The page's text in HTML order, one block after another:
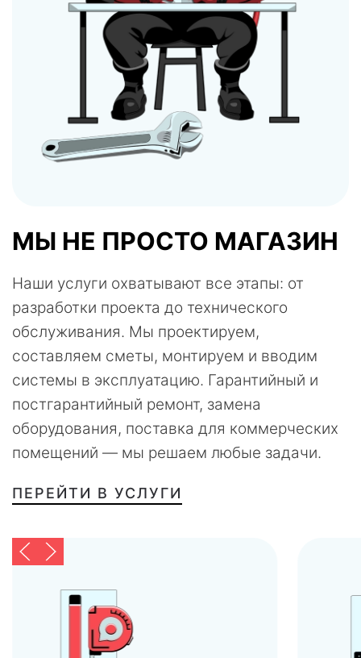
МЫ НЕ ПРОСТО МАГАЗИН
Наши услуги охватывают все этапы: от
разработки проекта до технического
обслуживания. Мы проектируем,
составляем сметы, монтируем и вводим
системы в эксплуатацию. Гарантийный и
постгарантийный ремонт, замена
оборудования, поставка для коммерческих
помещений — мы решаем любые задачи.
ПЕРЕЙТИ В УСЛУГИ